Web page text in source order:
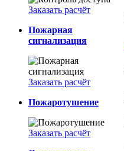
Заказать расчёт
Пожарная
сигнализация
Заказать расчёт
Пожаротушение
Заказать расчёт